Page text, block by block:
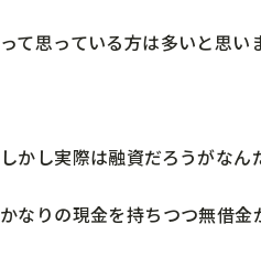
って思っている方は多いと思い
しかし実際は融資だろうがな
かなりの現金を持ちつつ無借金